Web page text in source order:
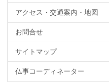
アクセス・交通案内・地図
お問合せ
サイトマップ
仏事コーディネーター